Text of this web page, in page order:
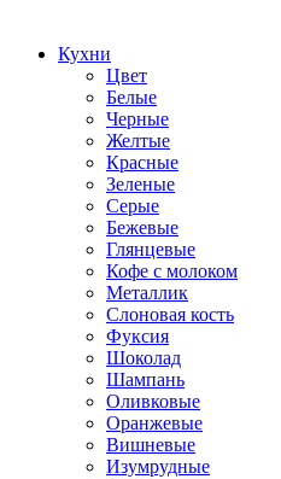
Кухни
Цвет
Белые
Черные
Желтые
Красные
Зеленые
Серые
Бежевые
Глянцевые
Кофе с молоком
Металлик
Слоновая кость
Фуксия
Шоколад
Шампань
Оливковые
Оранжевые
Вишневые
Изумрудные